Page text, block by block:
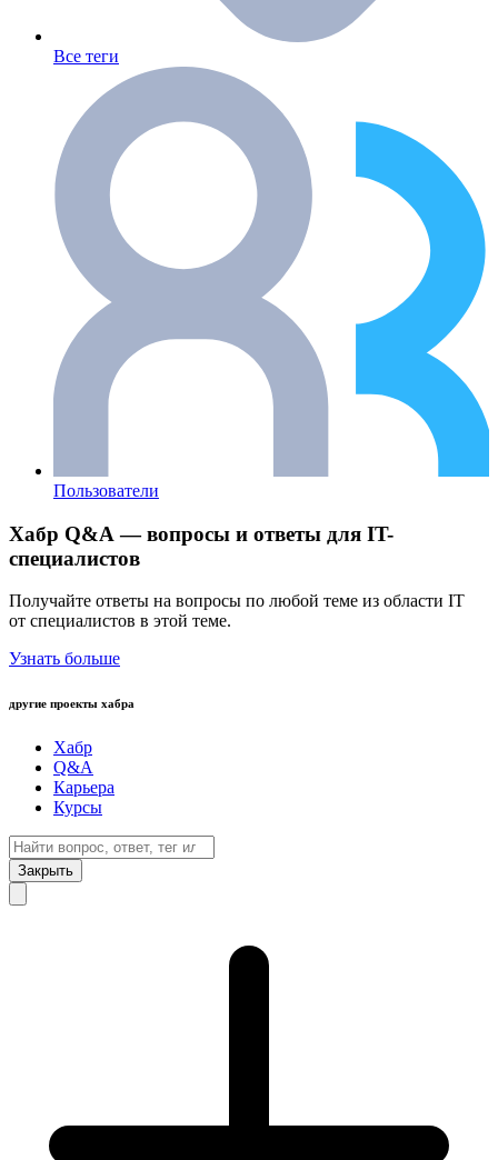
Все теги
Пользователи
Хабр Q&A — вопросы и ответы для IT-
специалистов
Получайте ответы на вопросы по любой теме из области IT
от специалистов в этой теме.
Узнать больше
другие проекты хабра
Хабр
Q&A
Карьера
Курсы
Закрыть